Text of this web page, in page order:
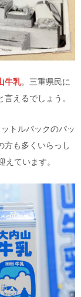
牛乳。三重県民に
えるでしょう。
トルパックのパッ
方も多くいらっし
えています。